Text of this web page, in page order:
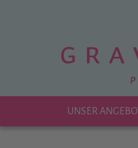
UNSER ANGEBOT